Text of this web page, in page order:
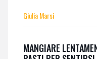
Giulia Marsi
MANGIARE